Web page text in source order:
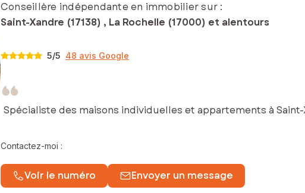
Conseillère indépendante en immobilier sur :
Saint-Xandre (17138) , La Rochelle (17000) et alentours
Contactez-moi :
Voir le numéro Envoyer un message
5/5 48 avis Google
Spécialiste des maisons individuelles et appartements à